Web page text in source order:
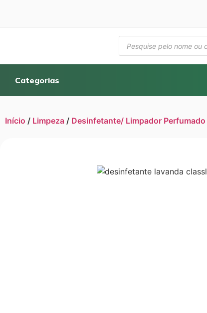
Categorias
Início / Limpeza / Desinfetante/ Limpador Perfumado